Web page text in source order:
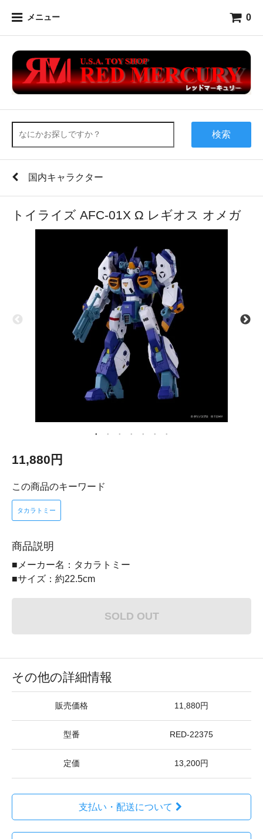
メニュー 0
検索
国内キャラクター
トイライズ AFC-01X Ω レギオス オメガ
11,880円
この商品のキーワード
タカラトミー
商品説明
■メーカー名：タカラトミー
■サイズ：約22.5cm
SOLD OUT
その他の詳細情報
販売価格 11,880円
型番 RED-22375
定価 13,200円
支払い・配送について